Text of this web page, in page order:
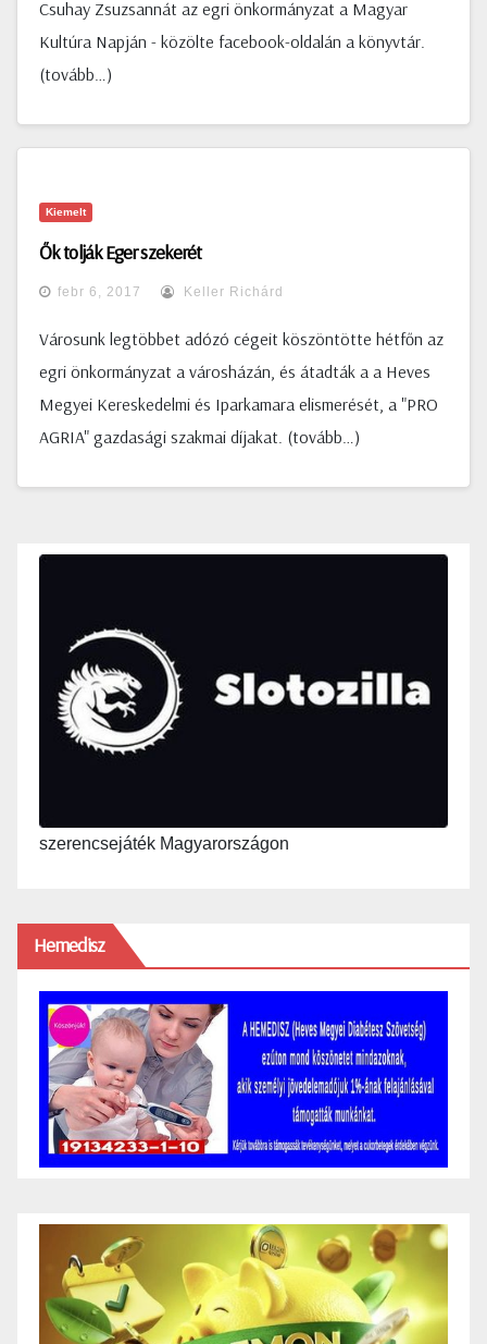
Csuhay Zsuzsannát az egri önkormányzat a Magyar
Kultúra Napján - közölte facebook-oldalán a könyvtár.
(tovább…)
Kiemelt
Ők tolják Eger szekerét
febr 6, 2017 Keller Richárd
Városunk legtöbbet adózó cégeit köszöntötte hétfőn az
egri önkormányzat a városházán, és átadták a a Heves
Megyei Kereskedelmi és Iparkamara elismerését, a "PRO
AGRIA" gazdasági szakmai díjakat. (tovább…)
szerencsejáték Magyarországon
Hemedisz